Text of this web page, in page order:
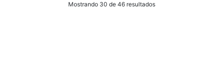
Mostrando 30 de 46 resultados